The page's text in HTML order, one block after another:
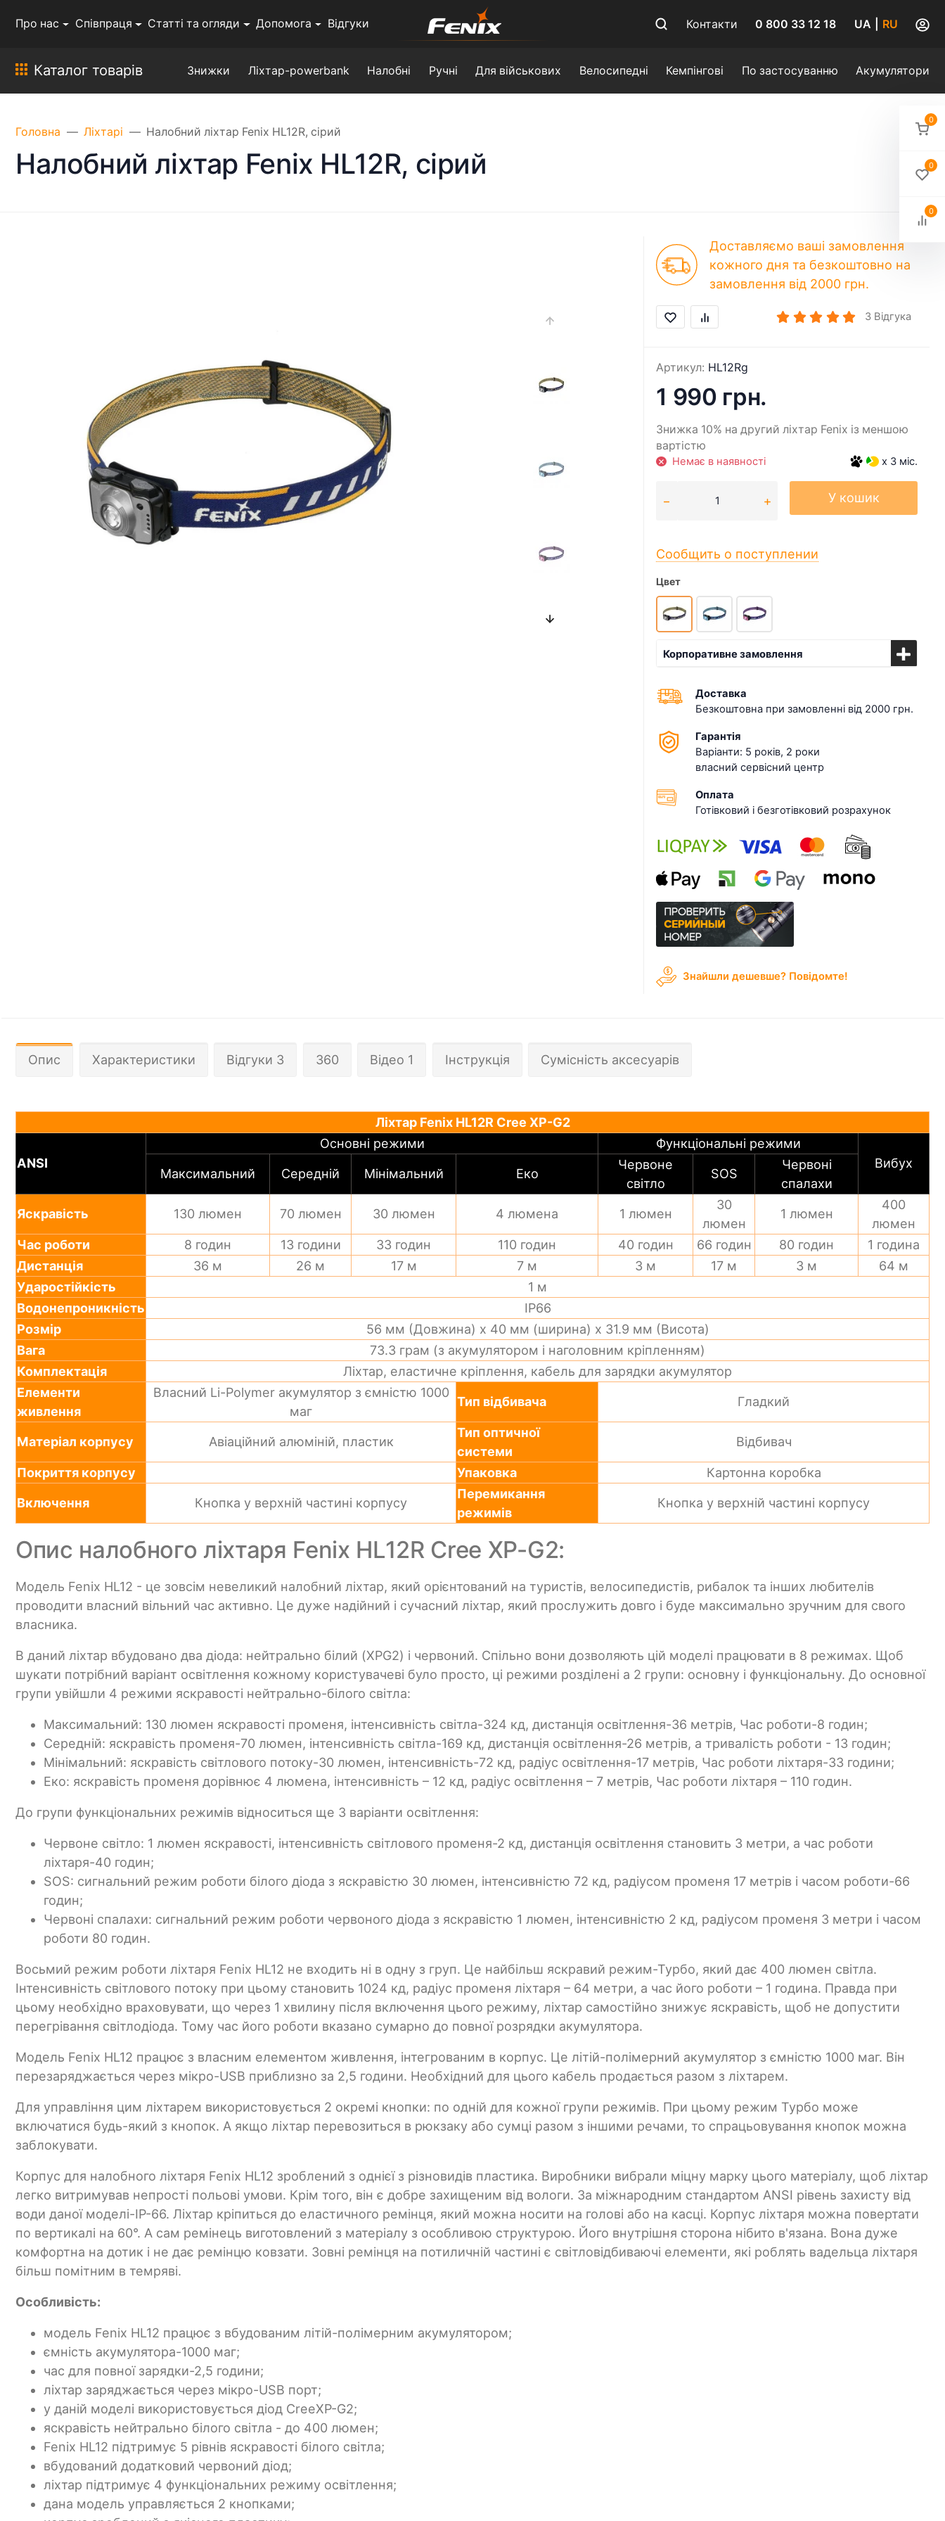
Про нас Співпраця Статті та огляди Допомога Відгуки Контакти 0 800 33 12 18 UA RU
Каталог товарів Знижки Ліхтар-powerbank Налобні Ручні Для військових Велосипедні Кемпінгові По застосуванню Акумулятори
Головна Ліхтарі Налобний ліхтар Fenix HL12R, сірий
Налобний ліхтар Fenix HL12R, сірий
Доставляємо ваші замовлення
кожного дня та безкоштовно на
замовлення від 2000 грн.
3 Відгука
Артикул: HL12Rg
1 990 грн.
Знижка 10% на другий ліхтар Fenix із меншою
вартістю
Немає в наявності x 3 міс.
У кошик
Сообщить о поступлении
Цвет
Корпоративне замовлення
Доставка
Безкоштовна при замовленні від 2000 грн.
Гарантія
Варіанти: 5 років, 2 роки
власний сервісний центр
Оплата
Готівковий і безготівковий розрахунок
Знайшли дешевше? Повідомте!
Опис Характеристики Відгуки 3 360 Відео 1 Інструкція Сумісність аксесуарів
Ліхтар Fenix HL12R Cree XP-G2
ANSI
Основні режими
Функціональні режими
Вибух
Максимальний Середній Мінімальний Еко
Червоне
світло
SOS
Червоні
спалахи
Яскравість 130 люмен 70 люмен 30 люмен 4 люмена 1 люмен
30
люмен
1 люмен
400
люмен
Час роботи
8 годин 13 години 33 годин 110 годин 40 годин 66 годин 80 годин
1 година
Дистанція
36 м 26 м 17 м 7 м 3 м 17 м 3 м
64 м
Ударостійкість
1 м
Водонепроникність
IP66
Розмір
56 мм (Довжина) х 40 мм (ширина) х 31.9 мм (Висота)
Вага
73.3 грам (з акумулятором і наголовним кріпленням)
Комплектація
Ліхтар, еластичне кріплення, кабель для зарядки акумулятор
Елементи
живлення
Власний Li-Polymer акумулятор з ємністю 1000
маг
Тип відбивача Гладкий
Матеріал корпусу Авіаційний алюміній, пластик
Тип оптичної
системи
Відбивач
Покриття корпусу Упаковка Картонна коробка
Включення Кнопка у верхній частині корпусу
Перемикання
режимів
Кнопка у верхній частині корпусу
Опис налобного ліхтаря Fenix HL12R Cree XP-G2:
Модель Fenix HL12 - це зовсім невеликий налобний ліхтар, який орієнтований на туристів, велосипедистів, рибалок та інших любителів
проводити власний вільний час активно. Це дуже надійний і сучасний ліхтар, який прослужить довго і буде максимально зручним для свого
власника.
В даний ліхтар вбудовано два діода: нейтрально білий (XPG2) і червоний. Спільно вони дозволяють цій моделі працювати в 8 режимах. Щоб
шукати потрібний варіант освітлення кожному користувачеві було просто, ці режими розділені а 2 групи: основну і функціональну. До основної
групи увійшли 4 режими яскравості нейтрально-білого світла:
Максимальний: 130 люмен яскравості променя, інтенсивність світла-324 кд, дистанція освітлення-36 метрів, Час роботи-8 годин;
Середній: яскравість променя-70 люмен, інтенсивність світла-169 кд, дистанція освітлення-26 метрів, а тривалість роботи - 13 годин;
Мінімальний: яскравість світлового потоку-30 люмен, інтенсивність-72 кд, радіус освітлення-17 метрів, Час роботи ліхтаря-33 години;
Еко: яскравість променя дорівнює 4 люмена, інтенсивність – 12 кд, радіус освітлення – 7 метрів, Час роботи ліхтаря – 110 годин.
До групи функціональних режимів відноситься ще 3 варіанти освітлення:
Червоне світло: 1 люмен яскравості, інтенсивність світлового променя-2 кд, дистанція освітлення становить 3 метри, а час роботи
ліхтаря-40 годин;
SOS: сигнальний режим роботи білого діода з яскравістю 30 люмен, інтенсивністю 72 кд, радіусом променя 17 метрів і часом роботи-66
годин;
Червоні спалахи: сигнальний режим роботи червоного діода з яскравістю 1 люмен, інтенсивністю 2 кд, радіусом променя 3 метри і часом
роботи 80 годин.
Восьмий режим роботи ліхтаря Fenix HL12 не входить ні в одну з груп. Це найбільш яскравий режим-Турбо, який дає 400 люмен світла.
Інтенсивність світлового потоку при цьому становить 1024 кд, радіус променя ліхтаря – 64 метри, а час його роботи – 1 година. Правда при
цьому необхідно враховувати, що через 1 хвилину після включення цього режиму, ліхтар самостійно знижує яскравість, щоб не допустити
перегрівання світлодіода. Тому час його роботи вказано сумарно до повної розрядки акумулятора.
Модель Fenix HL12 працює з власним елементом живлення, інтегрованим в корпус. Це літій-полімерний акумулятор з ємністю 1000 маг. Він
перезаряджається через мікро-USB приблизно за 2,5 години. Необхідний для цього кабель продається разом з ліхтарем.
Для управління цим ліхтарем використовується 2 окремі кнопки: по одній для кожної групи режимів. При цьому режим Турбо може
включатися будь-який з кнопок. А якщо ліхтар перевозиться в рюкзаку або сумці разом з іншими речами, то спрацьовування кнопок можна
заблокувати.
Корпус для налобного ліхтаря Fenix HL12 зроблений з однієї з різновидів пластика. Виробники вибрали міцну марку цього матеріалу, щоб ліхтар
легко витримував непрості польові умови. Крім того, він є добре захищеним від вологи. За міжнародним стандартом ANSI рівень захисту від
води даної моделі-IP-66. Ліхтар кріпиться до еластичного ремінця, який можна носити на голові або на касці. Корпус ліхтаря можна повертати
по вертикалі на 60°. А сам ремінець виготовлений з матеріалу з особливою структурою. Його внутрішня сторона нібито в'язана. Вона дуже
комфортна на дотик і не дає ремінцю ковзати. Зовні ремінця на потиличній частині є світловідбиваючі елементи, які роблять вадельца ліхтаря
більш помітним в темряві.
Особливість:
модель Fenix HL12 працює з вбудованим літій-полімерним акумулятором;
ємність акумулятора-1000 маг;
час для повної зарядки-2,5 години;
ліхтар заряджається через мікро-USB порт;
у даній моделі використовується діод CreeXP-G2;
яскравість нейтрально білого світла - до 400 люмен;
Fenix HL12 підтримує 5 рівнів яскравості білого світла;
вбудований додатковий червоний діод;
ліхтар підтримує 4 функціональних режиму освітлення;
дана модель управляється 2 кнопками;
0
0
0